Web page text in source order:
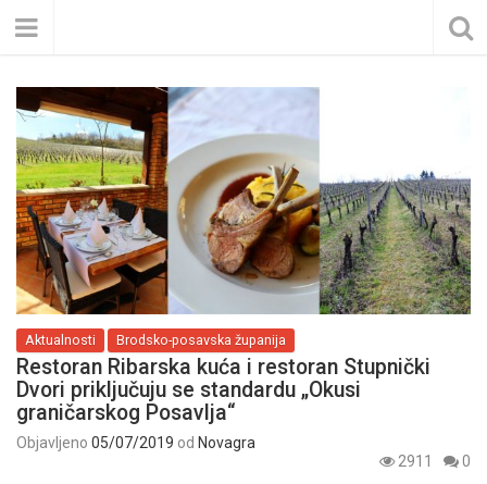
Aktualnosti Brodsko-posavska županija
Restoran Ribarska kuća i restoran Stupnički
Dvori priključuju se standardu „Okusi
graničarskog Posavlja“
Objavljeno 05/07/2019 od Novagra
2911
0